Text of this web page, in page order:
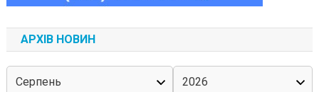
АРХІВ НОВИН